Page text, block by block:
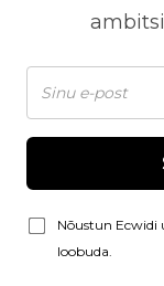
Nõustun Ecwidi
loobuda.